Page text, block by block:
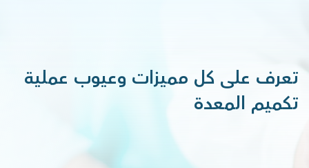
تعرف على كل مميزات وعيوب عملية
تكميم المعدة